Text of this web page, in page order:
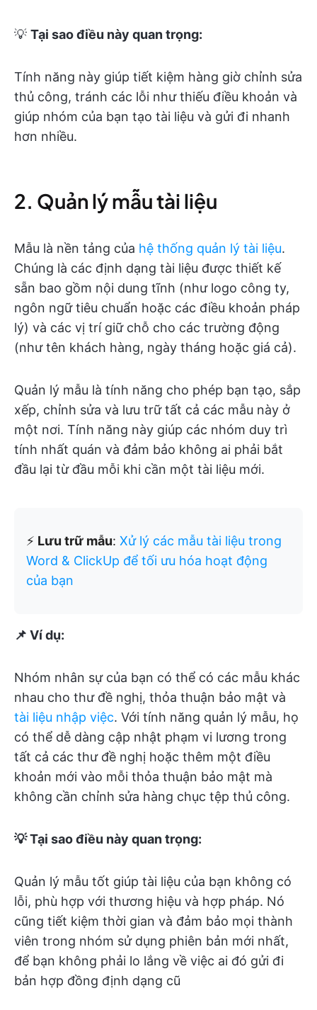
💡 Tại sao điều này quan trọng:
Tính năng này giúp tiết kiệm hàng giờ chỉnh sửa
thủ công, tránh các lỗi như thiếu điều khoản và
giúp nhóm của bạn tạo tài liệu và gửi đi nhanh
hơn nhiều.
2. Quản lý mẫu tài liệu
Mẫu là nền tảng của hệ thống quản lý tài liệu.
Chúng là các định dạng tài liệu được thiết kế
sẵn bao gồm nội dung tĩnh (như logo công ty,
ngôn ngữ tiêu chuẩn hoặc các điều khoản pháp
lý) và các vị trí giữ chỗ cho các trường động
(như tên khách hàng, ngày tháng hoặc giá cả).
Quản lý mẫu là tính năng cho phép bạn tạo, sắp
xếp, chỉnh sửa và lưu trữ tất cả các mẫu này ở
một nơi. Tính năng này giúp các nhóm duy trì
tính nhất quán và đảm bảo không ai phải bắt
đầu lại từ đầu mỗi khi cần một tài liệu mới.
⚡️ Lưu trữ mẫu: Xử lý các mẫu tài liệu trong
Word & ClickUp để tối ưu hóa hoạt động
của bạn
📌 Ví dụ:
Nhóm nhân sự của bạn có thể có các mẫu khác
nhau cho thư đề nghị, thỏa thuận bảo mật và
tài liệu nhập việc. Với tính năng quản lý mẫu, họ
có thể dễ dàng cập nhật phạm vi lương trong
tất cả các thư đề nghị hoặc thêm một điều
khoản mới vào mỗi thỏa thuận bảo mật mà
không cần chỉnh sửa hàng chục tệp thủ công.
💡 Tại sao điều này quan trọng:
Quản lý mẫu tốt giúp tài liệu của bạn không có
lỗi, phù hợp với thương hiệu và hợp pháp. Nó
cũng tiết kiệm thời gian và đảm bảo mọi thành
viên trong nhóm sử dụng phiên bản mới nhất,
để bạn không phải lo lắng về việc ai đó gửi đi
bản hợp đồng định dạng cũ